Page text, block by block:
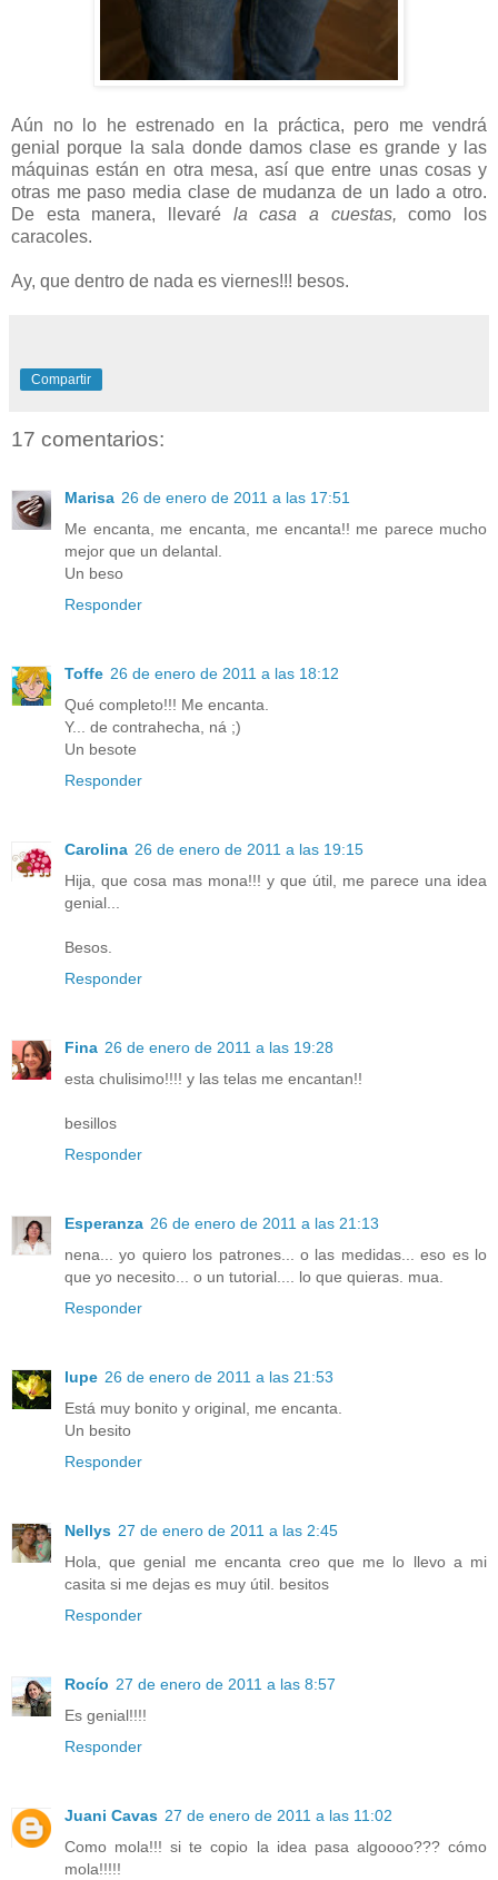
Aún no lo he estrenado en la práctica, pero me vendrá
genial porque la sala donde damos clase es grande y las
máquinas están en otra mesa, así que entre unas cosas y
otras me paso media clase de mudanza de un lado a otro.
De esta manera, llevaré la casa a cuestas, como los
caracoles.
Ay, que dentro de nada es viernes!!! besos.
Compartir
17 comentarios:
Marisa 26 de enero de 2011 a las 17:51
Me encanta, me encanta, me encanta!! me parece mucho
mejor que un delantal.
Un beso
Responder
Toffe 26 de enero de 2011 a las 18:12
Qué completo!!! Me encanta.
Y... de contrahecha, ná ;)
Un besote
Responder
Carolina 26 de enero de 2011 a las 19:15
Hija, que cosa mas mona!!! y que útil, me parece una idea
genial...
Besos.
Responder
Fina 26 de enero de 2011 a las 19:28
esta chulisimo!!!! y las telas me encantan!!
besillos
Responder
Esperanza 26 de enero de 2011 a las 21:13
nena... yo quiero los patrones... o las medidas... eso es lo
que yo necesito... o un tutorial.... lo que quieras. mua.
Responder
lupe 26 de enero de 2011 a las 21:53
Está muy bonito y original, me encanta.
Un besito
Responder
Nellys 27 de enero de 2011 a las 2:45
Hola, que genial me encanta creo que me lo llevo a mi
casita si me dejas es muy útil. besitos
Responder
Rocío 27 de enero de 2011 a las 8:57
Es genial!!!!
Responder
Juani Cavas 27 de enero de 2011 a las 11:02
Como mola!!! si te copio la idea pasa algoooo??? cómo
mola!!!!!